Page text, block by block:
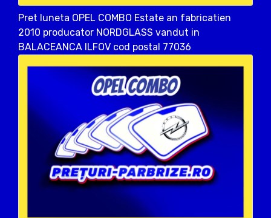
Pret luneta OPEL COMBO Estate an fabricatien
2010 producator NORDGLASS vandut in
BALACEANCA ILFOV cod postal 77036